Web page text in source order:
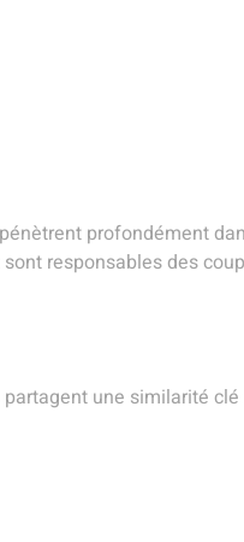
profondément
responsables des
une similarité